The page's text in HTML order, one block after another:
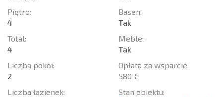
Piętro:
4
Total:
4
Liczba pokoi:
2
Liczba łazienek:
Basen:
Tak
Meble:
Tak
Opłata za wsparcie:
580 €
Stan obiektu: